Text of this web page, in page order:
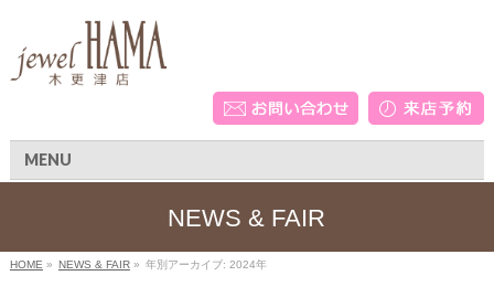
MENU
NEWS & FAIR
HOME » NEWS & FAIR» 年別アーカイブ: 2024年